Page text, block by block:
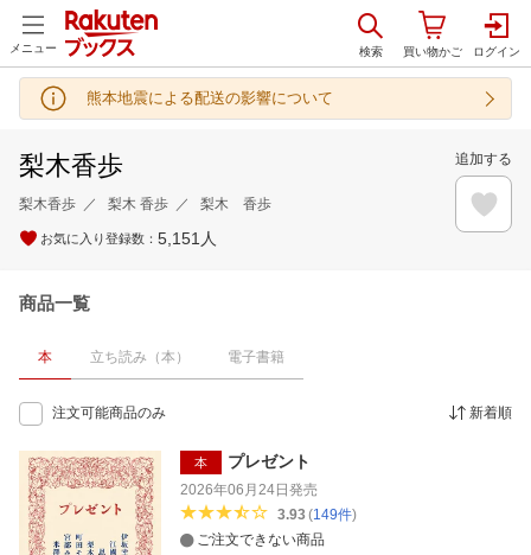
メニュー
熊本地震による配送の影響について
梨木香歩
梨木香歩 梨木 香歩 梨木 香歩
お気に入り登録数： 5,151 人
追加する
商品一覧
本 立ち読み（本） 電子書籍
注文可能商品のみ 新着順
本 プレゼント
2026年06月24日 発売
3.93(149件)
ご注文できない商品